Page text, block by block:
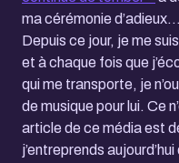
ma cérémonie
Depuis ce jour, je me
et à chaque fois que
qui me transporte, je
de musique pour lui. Ce
article de ce média est
j’entreprends